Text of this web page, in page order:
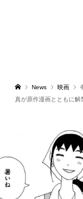
News 映画
真が原作漫画とともに解